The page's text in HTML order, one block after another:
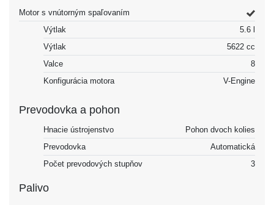
Motor s vnútorným spaľovaním
Výtlak
5.6 l
Výtlak
5622 cc
Valce
8
Konfigurácia motora
V-Engine
Prevodovka a pohon
Hnacie ústrojenstvo
Pohon dvoch kolies
Prevodovka
Automatická
Počet prevodových stupňov
3
Palivo